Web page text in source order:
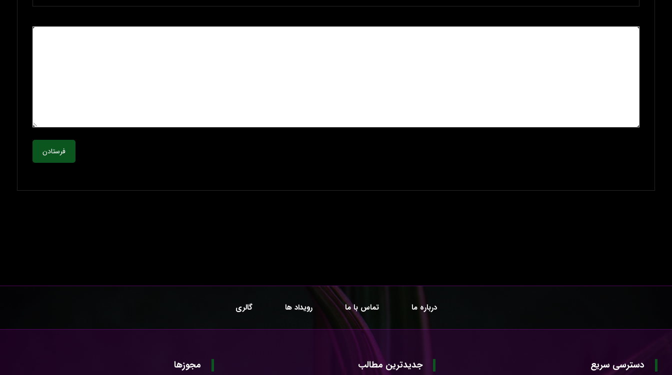
فرستادن
درباره ما تماس با ما رویداد ها گالری
دسترسی سریع جدیدترین مطالب مجوزها